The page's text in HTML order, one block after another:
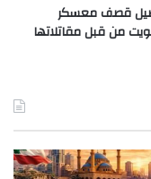
قصف معسكر
من قبل مقاتلاتها